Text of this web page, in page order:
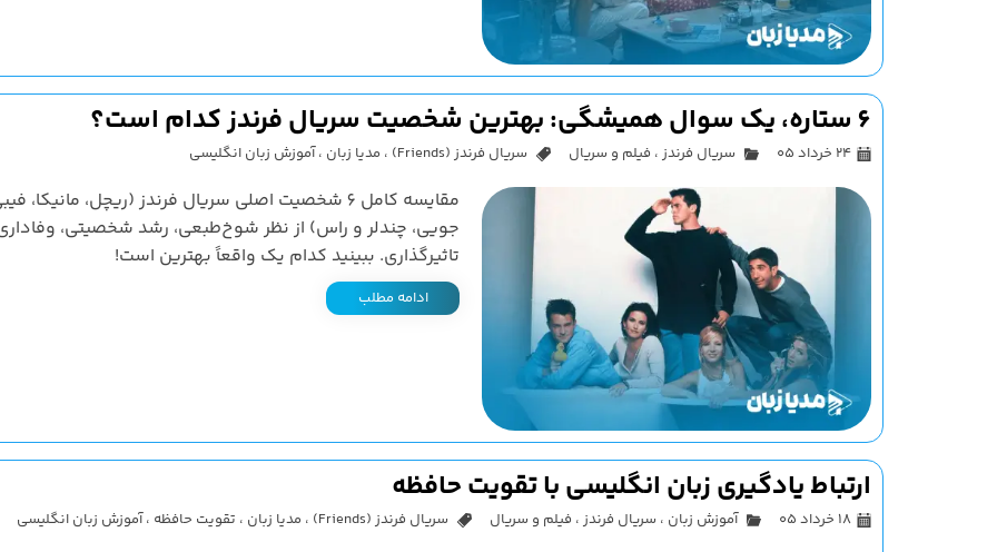
6 ستاره، یک سوال همیشگی: بهترین شخصیت سریال فرندز کدام است؟
۲۴ خرداد ۰۵ سریال فرندز ، فیلم و سریال سریال فرندز (Friends) ، مدیا زبان ،آموزش زبان انگلیسی
مقایسه کامل 6 شخصیت اصلی سریال فرندز (ریچل، مانیکا،
جویی، چندلر و راس) از نظر شوخ‌طبعی، رشد شخصیتی،
تاثیرگذاری. ببینید کدام یک واقعاً بهترین است!
ادامه مطلب
ارتباط یادگیری زبان انگلیسی با تقویت حافظه
۱۸ خرداد ۰۵ آموزش زبان ، سریال فرندز ، فیلم و سریال سریال فرندز (Friends) ، مدیا زبان ، تقویت حافظه ،آموزش زبان انگلیسی